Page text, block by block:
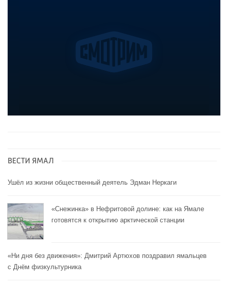
ВЕСТИ ЯМАЛ
Ушёл из жизни общественный деятель Эдман Неркаги
«Снежинка» в Нефритовой долине: как на Ямале
готовятся к открытию арктической станции
«Ни дня без движения»: Дмитрий Артюхов поздравил ямальцев
с Днём физкультурника